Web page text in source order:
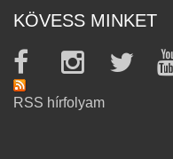
KÖVESS MINKET
RSS hírfolyam